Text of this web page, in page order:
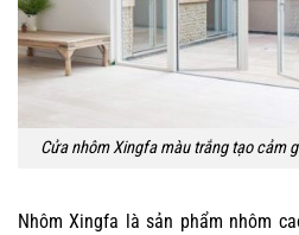
Cửa nhôm Xingfa màu trắng tạo cảm
Nhôm Xingfa là sản phẩm nhôm